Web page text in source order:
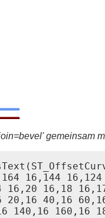
gemeinsam
16,144
16,20 16,18
20,16 40,16
140,16 160,16